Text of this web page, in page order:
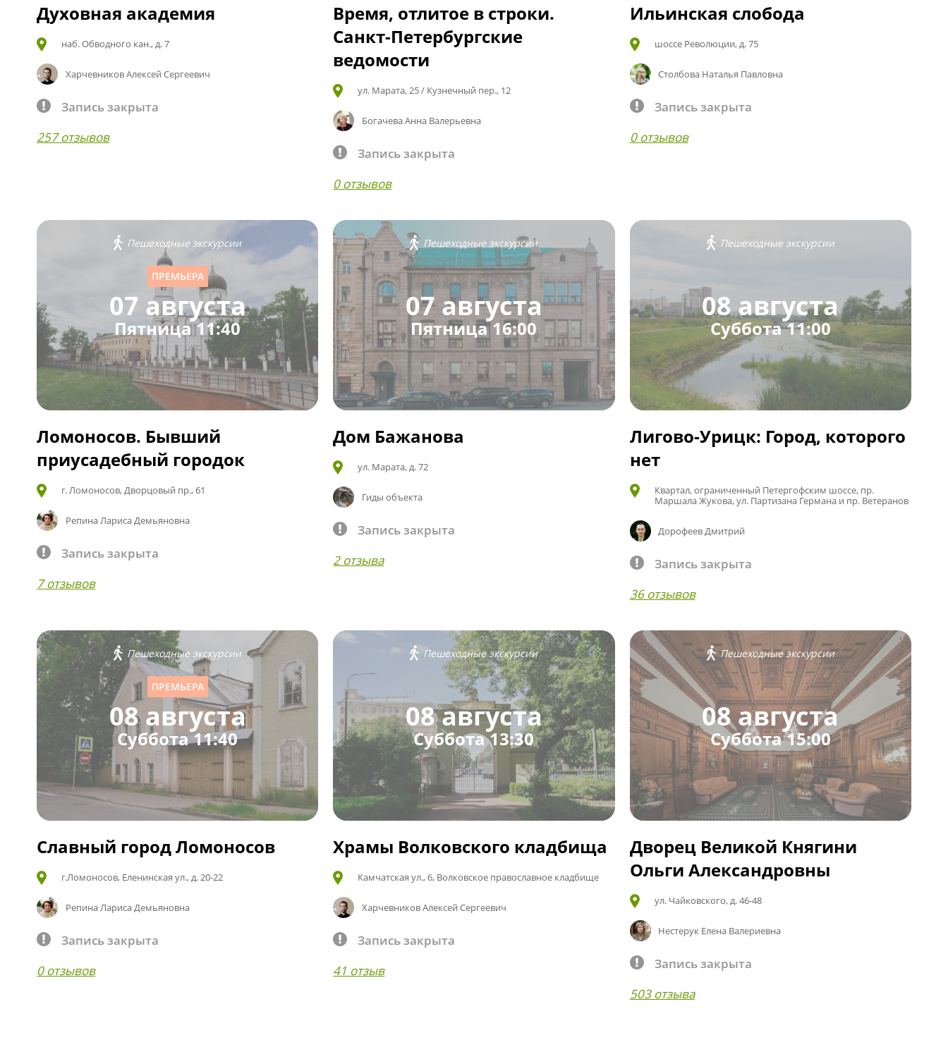
Духовная академия
наб. Обводного кан., д. 7
Харчевников Алексей Сергеевич
Запись закрыта
257 отзывов
Время, отлитое в строки.
Санкт-Петербургские
ведомости
ул. Марата, 25 / Кузнечный пер., 12
Богачева Анна Валерьевна
Запись закрыта
0 отзывов
Ильинская слобода
шоссе Революции, д. 75
Столбова Наталья Павловна
Запись закрыта
0 отзывов
Пешеходные экскурсии
ПРЕМЬЕРА
07 августа
Пятница 11:40
Ломоносов. Бывший
приусадебный городок
г. Ломоносов, Дворцовый пр., 61
Репина Лариса Демьяновна
Запись закрыта
7 отзывов
Пешеходные экскурсии
07 августа
Пятница 16:00
Дом Бажанова
ул. Марата, д. 72
Гиды объекта
Запись закрыта
2 отзыва
Пешеходные экскурсии
08 августа
Суббота 11:00
Лигово-Урицк: Город, которого
нет
Квартал, ограниченный Петергофским шоссе, пр.
Маршала Жукова, ул. Партизана Германа и пр. Ветеранов
Дорофеев Дмитрий
Запись закрыта
36 отзывов
Пешеходные экскурсии
ПРЕМЬЕРА
08 августа
Суббота 11:40
Славный город Ломоносов
г.Ломоносов, Еленинская ул., д. 20-22
Репина Лариса Демьяновна
Запись закрыта
0 отзывов
Пешеходные экскурсии
08 августа
Суббота 13:30
Храмы Волковского кладбища
Камчатская ул., 6, Волковское православное кладбище
Харчевников Алексей Сергеевич
Запись закрыта
41 отзыв
Пешеходные экскурсии
08 августа
Суббота 15:00
Дворец Великой Княгини
Ольги Александровны
ул. Чайковского, д. 46-48
Нестерук Елена Валериевна
Запись закрыта
503 отзыва